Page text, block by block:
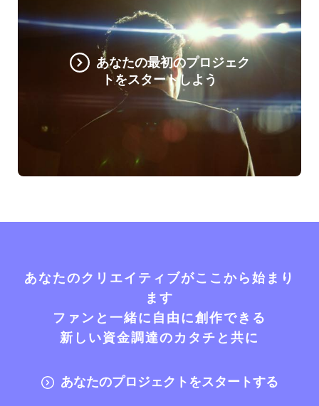
あなたの最初のプロジェク
トをスタートしよう
あなたのクリエイティブがここから始まり
ます
ファンと一緒に自由に創作できる
新しい資金調達のカタチと共に
あなたのプロジェクトをスタートする